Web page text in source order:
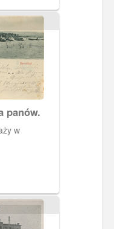
panów.
w